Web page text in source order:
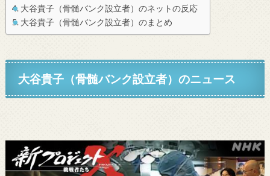
大谷貴子（骨髄バンク設立者）のネットの反応
大谷貴子（骨髄バンク設立者）のまとめ
大谷貴子 （骨髄バンク設立者）のニュース